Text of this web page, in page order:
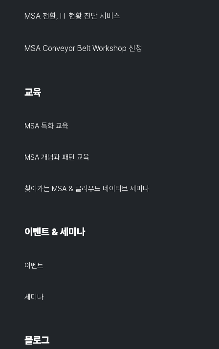
MSA 전환, IT 현황 진단 서비스
MSA Conveyor Belt Workshop 신청
교육
MSA 특화 교육
MSA 개념과 패턴 교육
찾아가는 MSA & 클라우드 네이티브 세미나
이벤트 & 세미나
이벤트
세미나
블로그